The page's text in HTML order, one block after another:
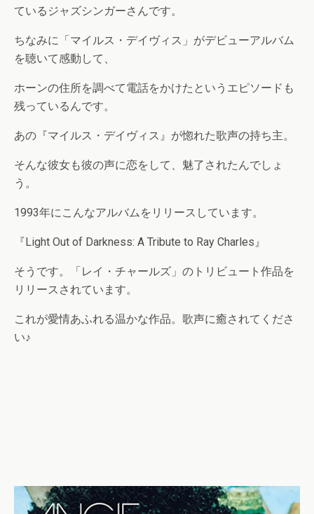
ているジャズシンガーさんです。
ちなみに「マイルス・デイヴィス」がデビューアルバム
を聴いて感動して、
ホーンの住所を調べて電話をかけたというエピソードも
残っているんです。
あの『マイルス・デイヴィス』が惚れた歌声の持ち主。
そんな彼女も彼の声に恋をして、魅了されたんでしょ
う。
1993年にこんなアルバムをリリースしています。
『Light Out of Darkness: A Tribute to Ray Charles』
そうです。「レイ・チャールズ」のトリビュート作品を
リリースされています。
これが愛情あふれる温かな作品。歌声に癒されてくださ
い♪